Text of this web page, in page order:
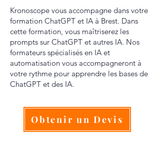
Kronoscope vous accompagne dans votre
formation ChatGPT et IA à Brest. Dans
cette formation, vous maîtriserez les
prompts sur ChatGPT et autres IA. Nos
formateurs spécialisés en IA et
automatisation vous accompagneront à
votre rythme pour apprendre les bases de
ChatGPT et des IA.
Obtenir un Devis